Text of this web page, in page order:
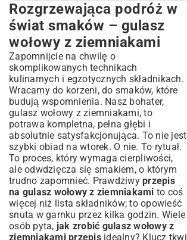
Rozgrzewająca podróż w świat smaków
– gulasz wołowy z ziemniakami
Czym jest prawdziwy gulasz wołowy z
ziemniakami?
Historia i regionalne odmiany gulaszu
Dlaczego połączenie wołowiny z
ziemniakami to strzał w dziesiątkę?
Niezbędne składniki na niezapomniany
gulasz
Jak wybrać idealną wołowinę do gulaszu?
Które ziemniaki najlepiej pasują do
gulaszu?
Sekret aromatycznych warzyw i przypraw
Przepis krok po kroku: Jak przygotować
perfekcyjny gulasz wołowy z
ziemniakami
Przygotowanie mięsa i warzyw
Smażenie i duszenie – budowanie głębi
smaku
Rozgrzewająca podróż w
świat smaków – gulasz
wołowy z ziemniakami
Zapomnijcie na chwilę o
skomplikowanych technikach
kulinarnych i egzotycznych składnikach.
Wracamy do korzeni, do smaków, które
budują wspomnienia. Nasz bohater,
gulasz wołowy z ziemniakami, to
potrawa kompletna, pełna głębi i
absolutnie satysfakcjonująca. To nie jest
szybki obiad na wtorek. O nie. To rytuał.
To proces, który wymaga cierpliwości,
ale odwdzięcza się smakiem, o którym
trudno zapomnieć. Prawdziwy przepis
na gulasz wołowy z ziemniakami to coś
więcej niż lista składników; to opowieść
snuta w garnku przez kilka godzin. Wiele
osób pyta, jak zrobić gulasz wołowy z
ziemniakami przepisidealny? Klucz tkwi